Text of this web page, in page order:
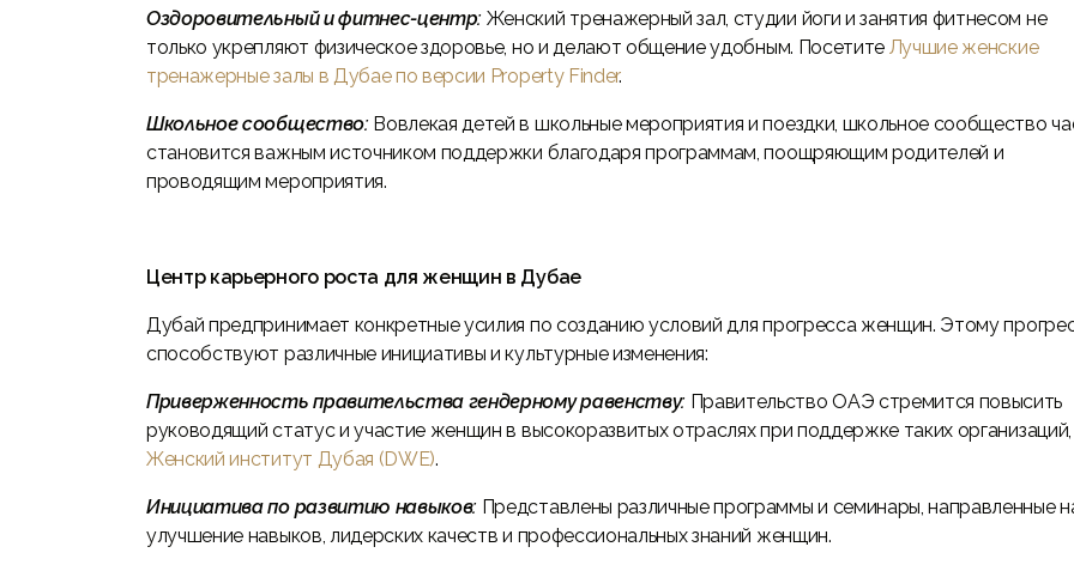
Оздоровительный и фитнес-центр: Женский тренажерный зал, студии йоги и занятия фитнесом не
только укрепляют физическое здоровье, но и делают общение удобным. Посетите Лучшие женские
тренажерные залы в Дубае по версии Property Finder.
Школьное сообщество: Вовлекая детей в школьные мероприятия и поездки, школьное сообщество
становится важным источником поддержки благодаря программам, поощряющим родителей и
проводящим мероприятия.
Центр карьерного роста для женщин в Дубае
Дубай предпринимает конкретные усилия по созданию условий для прогресса женщин. Этому
способствуют различные инициативы и культурные изменения:
Приверженность правительства гендерному равенству: Правительство ОАЭ стремится повысить
руководящий статус и участие женщин в высокоразвитых отраслях при поддержке таких организаций,
Женский институт Дубая (DWE).
Инициатива по развитию навыков: Представлены различные программы и семинары, направленные
улучшение навыков, лидерских качеств и профессиональных знаний женщин.